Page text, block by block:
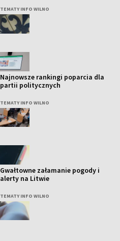
TEMATY INFO WILNO
Najnowsze rankingi poparcia dla
partii politycznych
TEMATY INFO WILNO
Gwałtowne załamanie pogody i
alerty na Litwie
TEMATY INFO WILNO